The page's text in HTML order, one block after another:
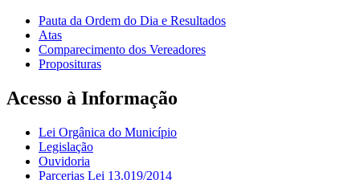
Pauta da Ordem do Dia e Resultados
Atas
Comparecimento dos Vereadores
Proposituras
Acesso à Informação
Lei Orgânica do Município
Legislação
Ouvidoria
Parcerias Lei 13.019/2014